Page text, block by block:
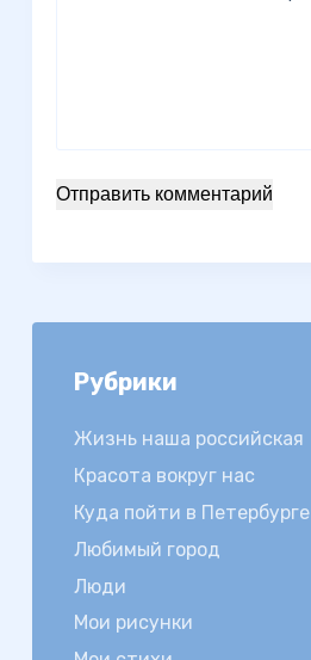
Отправить комментарий
Рубрики
Жизнь наша российская
Красота вокруг нас
Куда пойти в Петербурге
Любимый город
Люди
Мои рисунки